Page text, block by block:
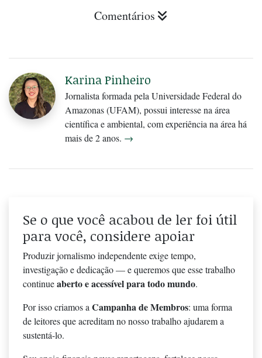
Comentários
Karina Pinheiro
Jornalista formada pela Universidade Federal do
Amazonas (UFAM), possui interesse na área
científica e ambiental, com experiência na área há
mais de 2 anos. →
Se o que você acabou de ler foi útil
para você, considere apoiar
Produzir jornalismo independente exige tempo,
investigação e dedicação — e queremos que esse trabalho
continueaberto e acessível para todo mundo.
Por isso criamos a Campanha de Membros: uma forma
de leitores que acreditam no nosso trabalho ajudarem a
sustentá-lo.